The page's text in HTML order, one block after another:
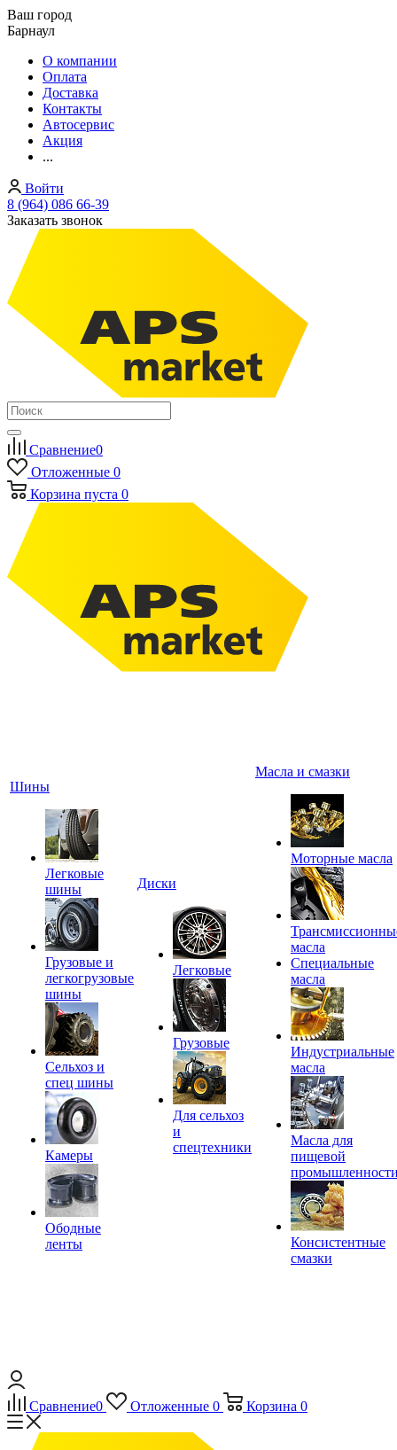
Ваш город
Барнаул
О компании
Оплата
Доставка
Контакты
Автосервис
Акция
...
Войти
8 (964) 086 66-39
Заказать звонок
Сравнение0
Отложенные 0
Корзина пуста 0
Шины
Легковые
шины
Грузовые и
легкогрузовые
шины
Сельхоз и
спец шины
Камеры
Ободные
ленты
Диски
Легковые
Грузовые
Для сельхоз
и
спецтехники
Масла и смазки
Моторные масла
масла
Специальные
масла
Индустриальные
масла
Масла для
пищевой
Консистентные
смазки
Сравнение0 Отложенные 0 Корзина 0